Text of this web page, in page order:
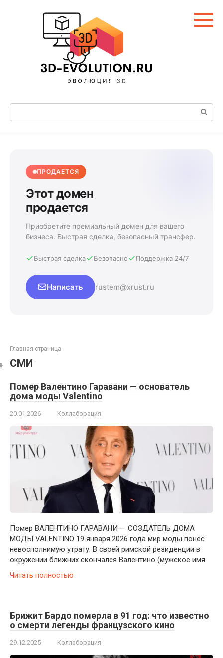
Поиск:
ПРОДАЕТСЯ
Этот домен
продается
Приобретите премиальный домен для вашего
бизнеса. Быстрая сделка, безопасный трансфер.
Быстрая сделка Безопасно Поддержка 24/7
Написать rustem@xrust.ru
Главная страница
СМИ
Помер Валентино Гаравани — основатель
дома моды Valentino
20.01.2026 Коллаборация
Помер ВАЛЕНТИНО ГАРАВАНИ — СОЗДАТЕЛЬ ДОМА
МОДЫ VALENTINO 19 января 2026 года мир моды понёс
невосполнимую утрату. В своей римской резиденции в
окружении ближних скончался Валентино (мужское имя
Читать полностью
Брижит Бардо померла в 91 год: что известно
о смерти легенды французского кино
29.12.2025 Коллаборация